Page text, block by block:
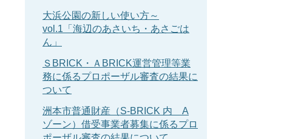
大浜公園の新しい使い方～
vol.1「海辺のあさいち・あさごは
ん」
ＳBRICK・ＡBRICK運営管理等業
務に係るプロポーザル審査の結果に
ついて
洲本市普通財産（S-BRICK 内 A
ゾーン）借受事業者募集に係るプロ